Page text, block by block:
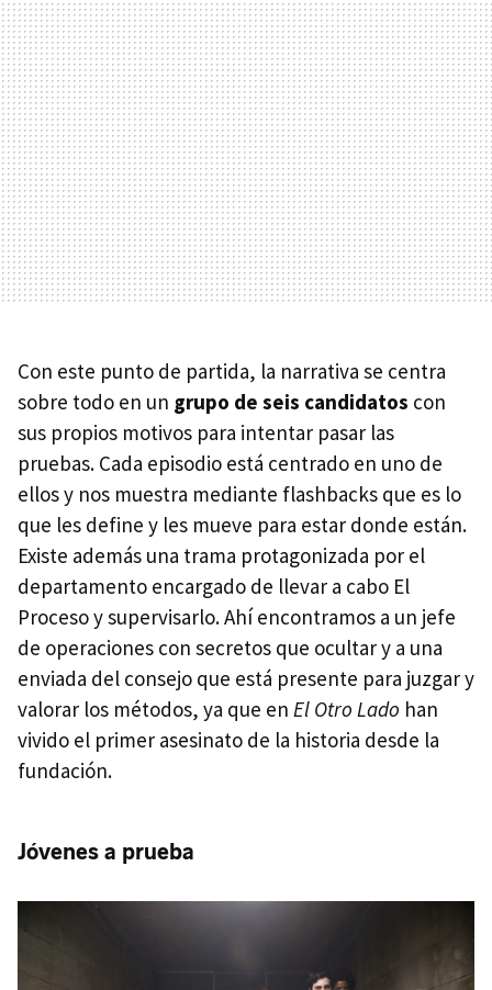
Con este punto de partida, la narrativa se centra
sobre todo en un grupo de seis candidatos con
sus propios motivos para intentar pasar las
pruebas. Cada episodio está centrado en uno de
ellos y nos muestra mediante flashbacks que es lo
que les define y les mueve para estar donde están.
Existe además una trama protagonizada por el
departamento encargado de llevar a cabo El
Proceso y supervisarlo. Ahí encontramos a un jefe
de operaciones con secretos que ocultar y a una
enviada del consejo que está presente para juzgar y
valorar los métodos, ya que en El Otro Lado han
vivido el primer asesinato de la historia desde la
fundación.
Jóvenes a prueba